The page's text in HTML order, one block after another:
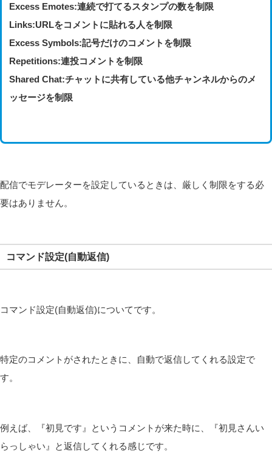
Excess Emotes:連続で打てるスタンプの数を制限
Links:URLをコメントに貼れる人を制限
Excess Symbols:記号だけのコメントを制限
Repetitions:連投コメントを制限
Shared Chat:チャットに共有している他チャンネルからのメ
ッセージを制限
配信でモデレーターを設定しているときは、厳しく制限をする必
要はありません。
コマンド設定(自動返信)
コマンド設定(自動返信)についてです。
特定のコメントがされたときに、自動で返信してくれる設定で
す。
例えば、『初見です』というコメントが来た時に、『初見さんい
らっしゃい』と返信してくれる感じです。